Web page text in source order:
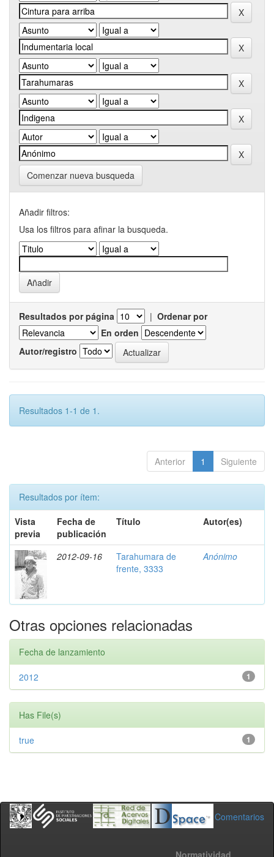
Comenzar nueva busqueda
Añadir filtros:
Usa los filtros para afinar la busqueda.
Resultados por página | Ordenar por
En orden
Autor/registro
Resultados 1-1 de 1.
Anterior 1 Siguiente
Resultados por ítem:
Vista
previa
Fecha de
publicación
Título Autor(es)
2012-09-16
Tarahumara de
frente, 3333
Anónimo
Otras opciones relacionadas
Fecha de lanzamiento
1
2012
Has File(s)
1
true
Comentarios
Normatividad